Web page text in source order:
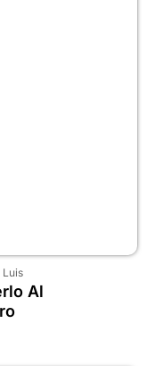
Luis
Al